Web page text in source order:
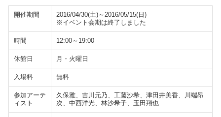
開催期間
2016/04/30(土)～2016/05/15(日)
※イベント会期は終了しました
時間 12:00～19:00
休館日 月・火曜日
入場料 無料
参加アーテ
ィスト
久保雅、吉川元乃、工藤沙希、津田井美香、川端昂
次、中西洋光、林沙希子、玉田翔也